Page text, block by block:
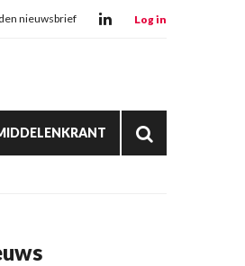
nieuwsbrief Log in